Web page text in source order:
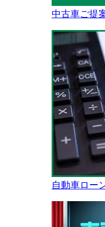
中古車ご提
自動車ロー